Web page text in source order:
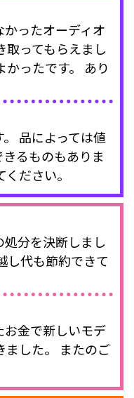
ったオーディオ
取ってもらえまし
かったです。 あり
品によっては値
るものもありま
ださい。
分を決断しまし
し代も節約できて
金で新しいモデ
ました。 またのご